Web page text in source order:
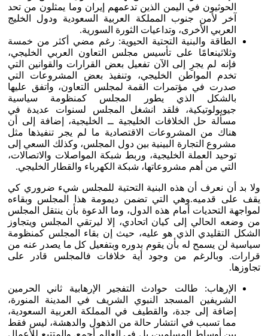
الحوثيون في اليمن الذين تدعمهم إيران وما يمثلون من تحد
آخر لأمن جنوب المملكة العربية السعودية ودول الخليج
العربي الأخرى، وتداعيات الثورة السورية.
الطاقة والبنية التحتية الحيوية: رغم مضي أكثر من خمسة
وثلاثينعامًا على تأسيس مجلس التعاون العربي الخليجي،
فإنه لم يجرِ إلى الآن تفعيل بعض القرارات والقوانين التي
تخدم المواطن الخليجي، وتنفيذ بعض المشروعات التي
صدرت في مؤتمرات القمة لمجلس التعاون، واتفق عليها
بالشكل الذي يطور المجلس كمنظومة سياسية
جيوبولوتيكية، فلقد انشغل المجلس لسنوات عديدة في
مسألة حل الخلافات الخليجية ــ الخليجية، إضافة إلى أن
هناك من المشروعات الاقتصادية ما لم يجر تنفيذها مثل
مشروع التجارة البينية بين دول المجلس، وكذلك السعي إلى
توحيد العملة الخليجية، وربط شبكة المواصلات والاتصالات،
التي من أهم مشروعاتها، شبكة الكهرباء والقطار الخليجي.
ولا بد أن نعرف أن هذه البنية التحتية للمجلس شيء ضروري كي
يقف على قدميه.وهي التي تضمن ديمومة هذا المجلس وبقاءه
لمواجهة التحديات أمام هذه الدول، وما الدعوة بأن ينتقل المجلس
من وضعه الحالي إلى كيان اتحادي، إلا ليرتقي المجلس ويتجاوز
الشكل التقليدي الذي هو عليه، حيث إن بقاء المجلس كمنظومة
سياسية لن يسمح له بأن يقوم بدوره وبتفعيل كل ما يصدر عنه من
قرارات. وبالرغم من وجود أية خلافات فالمجلس قادر على
تجاوزها.
الإرهاب: طالت حوادث التفجير الإرهابية ثاني الحرمين
الشريفين المسجد النبوي الشريف في المدينة المنورة،
إضافة إلى جدة، والقطيف في المملكة العربية السعودية،
مما تسبب في انتشار حالة من الذهول والدهشة، ليس فقط